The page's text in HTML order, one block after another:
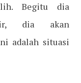
Begitu dia
dia akan
adalah situasi